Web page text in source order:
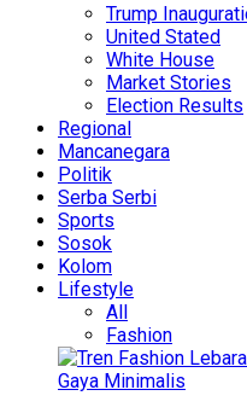
Trump
United Stated
White House
Market Stories
Election Results
Regional
Mancanegara
Politik
Serba Serbi
Sports
Sosok
Kolom
Lifestyle
All
Fashion